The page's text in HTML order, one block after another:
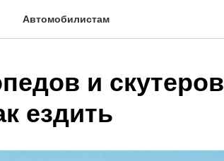
Автомобилистам
и
ездить